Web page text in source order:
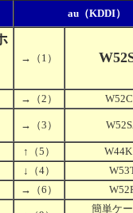
au（KDDI）
→ （1）
→ （2）
→ （3）
↑ （5）
↓ （4）
→ （6）
簡単ケ